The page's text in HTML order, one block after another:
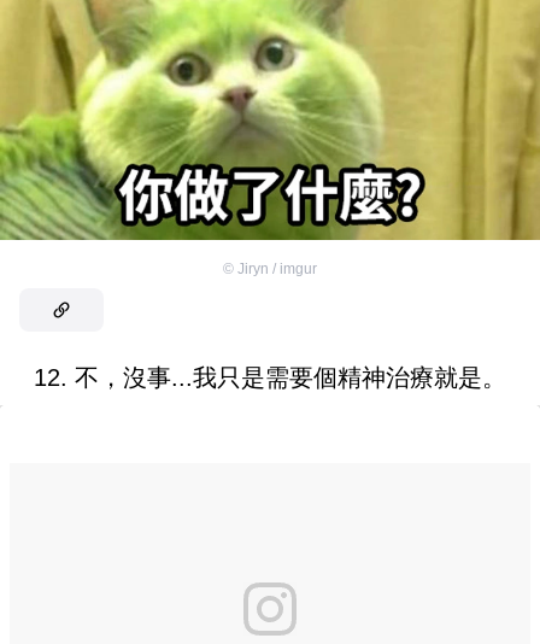
© Jiryn / imgur
12. 不，沒事...我只是需要個精神治療就是。